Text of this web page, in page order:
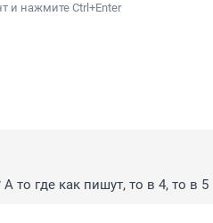
и нажмите Ctrl+Enter
то где как пишут, то в 4, то в 5